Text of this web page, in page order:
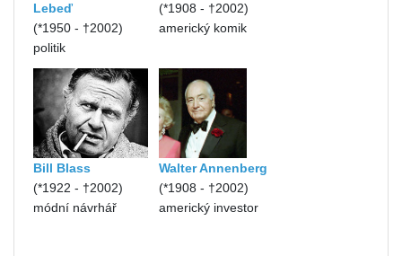
Lebeď
(*1950 - †2002)
politik
(*1908 - †2002)
americký komik
Bill Blass
(*1922 - †2002)
módní návrhář
Walter Annenberg
(*1908 - †2002)
americký investor